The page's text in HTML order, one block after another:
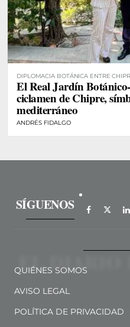
DIPLOMACIA BOTÁNICA ENTRE
El Real Jardín
ciclamen de Chipre,
mediterráneo
ANDRÉS FIDALGO
SÍGUENOS
QUIÉNES SOMOS
AVISO LEGAL
POLÍTICA DE PRIVACIDAD